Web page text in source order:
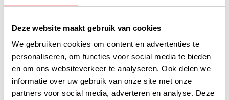
Deze website maakt gebruik van cookies
We gebruiken cookies om content en advertenties te
personaliseren, om functies voor social media te bieden
en om ons websiteverkeer te analyseren. Ook delen we
informatie over uw gebruik van onze site met onze
partners voor social media, adverteren en analyse. Deze
Pagina 1 van 1